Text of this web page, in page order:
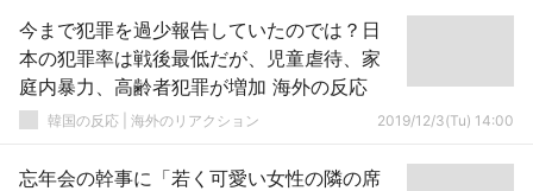
今まで犯罪を過少報告していたのでは？日
本の犯罪率は戦後最低だが、児童虐待、家
庭内暴力、高齢者犯罪が増加 海外の反応
韓国の反応 | 海外のリアクション 2019/12/3(Tu) 14:00
忘年会の幹事に「若く可愛い女性の隣の席